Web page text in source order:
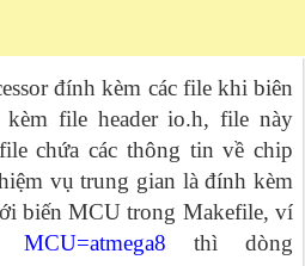
đính kèm các file khi biên
file header io.h, file này
chứa các thông tin về chip
vụ trung gian là đính kèm
biến MCU trong Makefile, ví
MCU=atmega8 thì dòng